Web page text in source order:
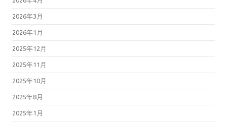
2026年3月
2026年1月
2025年12月
2025年11月
2025年10月
2025年8月
2025年1月